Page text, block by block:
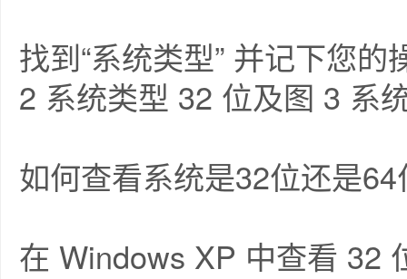
找到“系统类型” 并记下您
2 系统类型 32 位及图 3 系
如何查看系统是32位还是
在 Windows XP 中查看 32